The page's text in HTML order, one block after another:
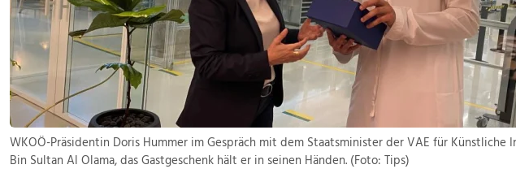
WKOÖ-Präsidentin Doris Hummer im Gespräch mit dem Staatsminister der VAE für Künstliche
Bin Sultan Al Olama, das Gastgeschenk hält er in seinen Händen. (Foto: Tips)